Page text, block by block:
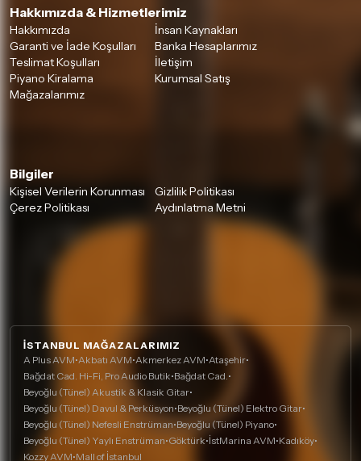
Hakkımızda & Hizmetlerimiz
Hakkımızda
İnsan Kaynakları
Garanti ve İade Koşulları
Banka Hesaplarımız
Teslimat Koşulları
İletişim
Piyano Kiralama
Kurumsal Satış
Mağazalarımız
Bilgiler
Kişisel Verilerin Korunması
Gizlilik Politikası
Çerez Politikası
Aydınlatma Metni
İSTANBUL MAĞAZALARIMIZ
A Plus AVM•Akbatı AVM•Akmerkez AVM•Ataşehir•
Bağdat Cad. Hi-Fi, Pro Audio Butik•Bağdat Cad.•
Beyoğlu (Tünel) Akustik & Klasik Gitar•
Beyoğlu (Tünel) Davul & Perküsyon•Beyoğlu (Tünel) Elektro Gitar•
Beyoğlu (Tünel) Nefesli Enstrüman•Beyoğlu (Tünel) Piyano•
Beyoğlu (Tünel) Yaylı Enstrüman•Göktürk•İstMarina AVM•Kadıköy•
Kozzy AVM•Mall of İstanbul